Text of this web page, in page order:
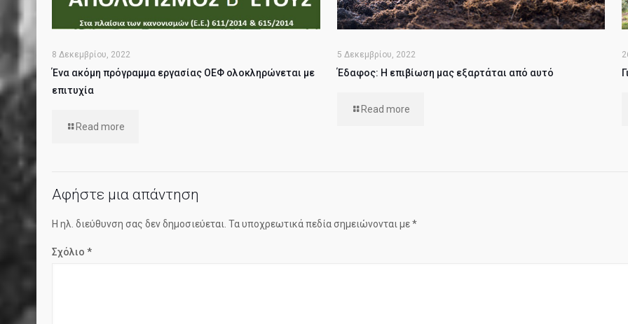
8 Δεκεμβρίου, 2022
Ένα ακόμη πρόγραμμα εργασίας ΟΕΦ ολοκληρώνεται με
επιτυχία
Read more
5 Δεκεμβρίου, 2022
Έδαφος: Η επιβίωση μας εξαρτάται από αυτό
Read more
Αφήστε μια απάντηση
Η ηλ. διεύθυνση σας δεν δημοσιεύεται. Τα υποχρεωτικά πεδία σημειώνονται με*
Σχόλιο *